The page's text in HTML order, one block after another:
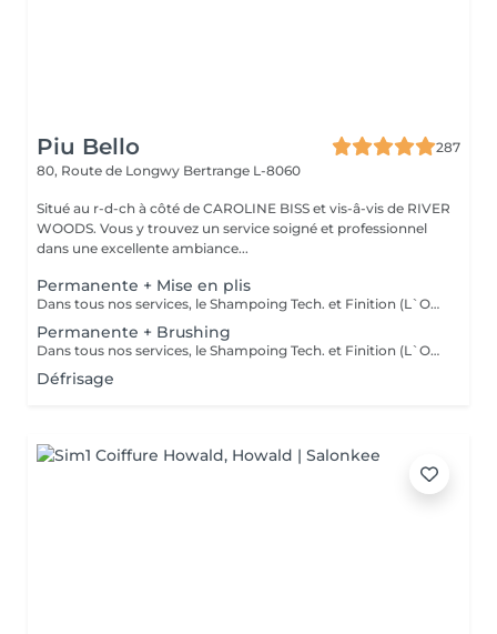
Piu Bello
287
80, Route de Longwy Bertrange L-8060
Situé au r-d-ch à côté de CAROLINE BISS et vis-â-vis de RIVER
WOODS. Vous y trouvez un service soigné et professionnel
dans une excellente ambiance...
Permanente + Mise en plis
Dans tous nos services, le Shampoing Tech. et Finition (L`OREAL)sont compris.
Permanente + Brushing
Dans tous nos services, le Shampoing Tech. et Finition (L`OREAL)sont compris.
Défrisage